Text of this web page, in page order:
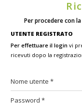
Per procedere con
UTENTE REGISTRATO
Per effettuare il login vi
ricevuti dopo la